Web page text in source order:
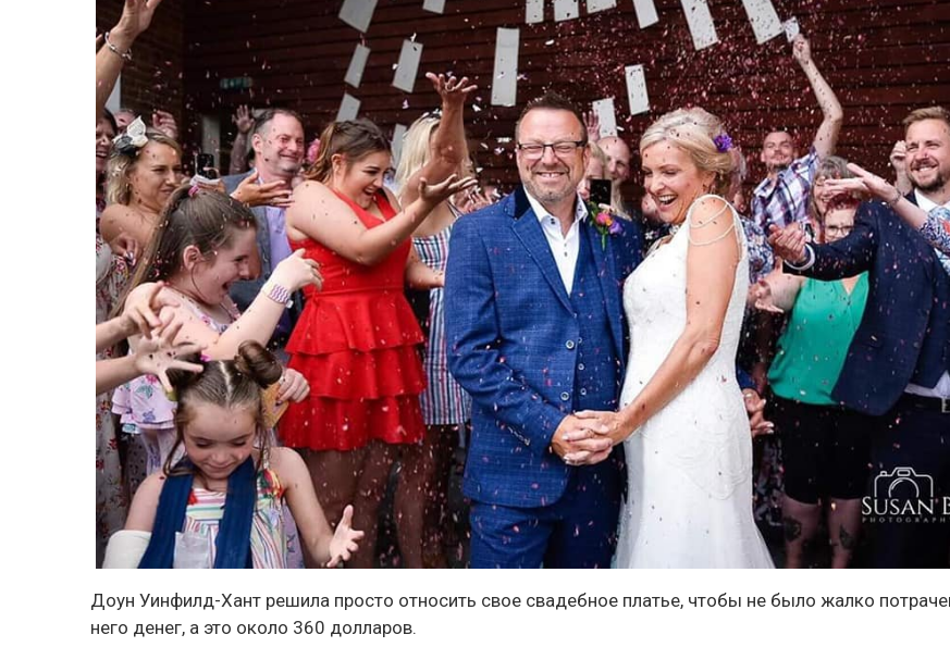
Доун Уинфилд-Хант решила просто относить свое свадебное платье, чтобы не было жалко
него денег, а это около 360 долларов.